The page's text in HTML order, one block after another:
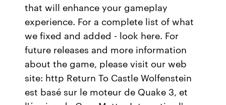
that will enhance your gameplay
experience. For a complete list of what
we fixed and added - look here. For
future releases and more information
about the game, please visit our web
site: http Return To Castle Wolfenstein
est basé sur le moteur de Quake 3, et